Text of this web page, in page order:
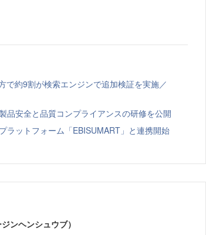
で約9割が検索エンジンで追加検証を実施／
品安全と品質コンプライアンスの研修を公開
ラットフォーム「EBISUMART」と連携開始
ンヘンシュウブ）